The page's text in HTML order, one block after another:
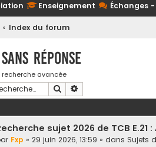
Enseignement Échanges
Index du forum
réponse
recherche avancée
Rechercher
sujet 2026 de TCB
Fxp » 29 juin 2026, 13:59 » dans Sujets